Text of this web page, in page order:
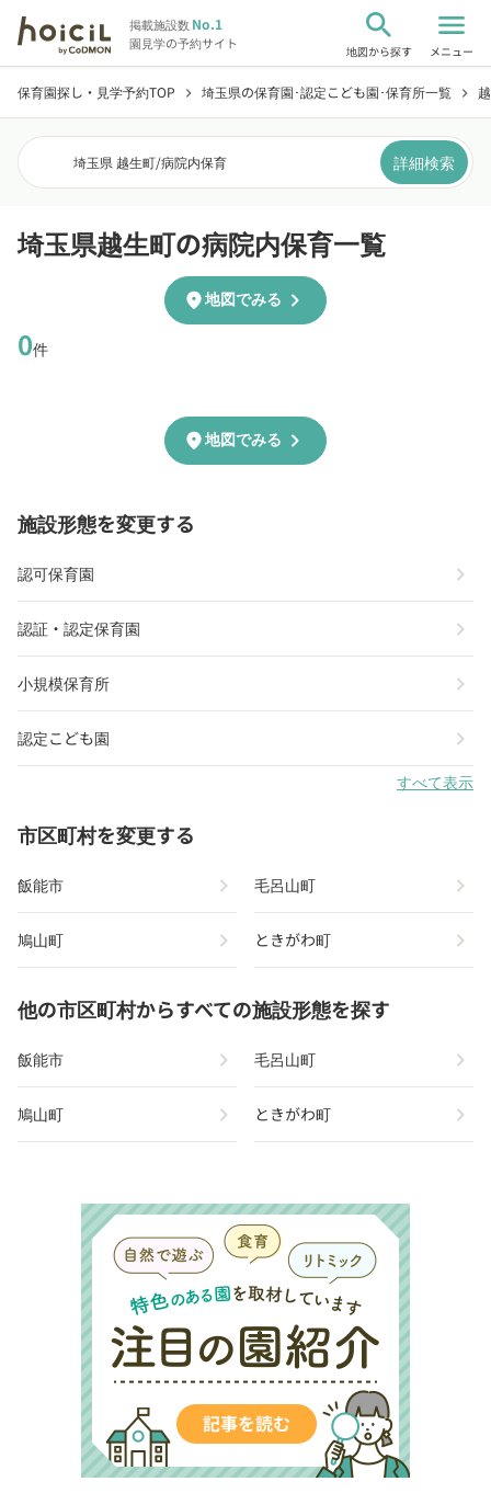
掲載施設数No.1
園見学の予約サイト
search
地図から探す
menu
メニュー
保育園探し・見学予約TOP chevron_right 埼玉県の保育園･認定こども園･保育所一覧 chevron_right
埼玉県 越生町/病院内保育 詳細検索
埼玉県越生町の病院内保育一覧
0件
location_on地図でみる chevron_right
location_on地図でみる chevron_right
施設形態を変更する
認可保育園 chevron_right
認証・認定保育園 chevron_right
小規模保育所 chevron_right
認定こども園 chevron_right
すべて表示
市区町村を変更する
飯能市 chevron_right 毛呂山町 chevron_right
鳩山町 chevron_right ときがわ町 chevron_right
他の市区町村からすべての施設形態を探す
飯能市 chevron_right 毛呂山町 chevron_right
鳩山町 chevron_right ときがわ町 chevron_right